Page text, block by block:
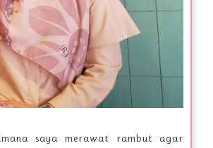
saya merawat rambut agar